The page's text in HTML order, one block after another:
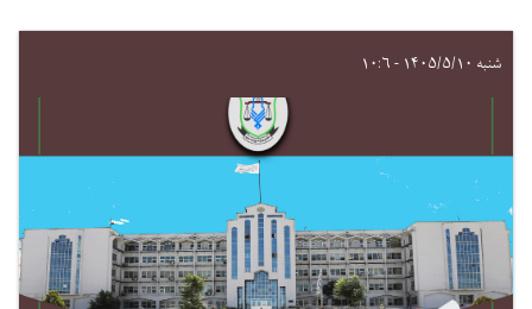
شنبه ۱۴۰۵/۵/۱۰ - ۱۰:۶